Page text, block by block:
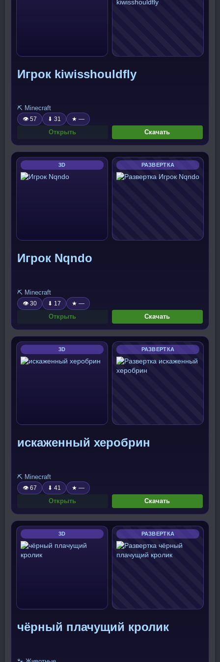
Игрок kiwisshouldfly
⛏️ Minecraft
👁 57 ⬇ 31 ★ —
Открыть Скачать
3D РАЗВЕРТКА
Игрок Nqndo
⛏️ Minecraft
👁 30 ⬇ 17 ★ —
Открыть Скачать
3D РАЗВЕРТКА
искаженный херобрин
⛏️ Minecraft
👁 67 ⬇ 41 ★ —
Открыть Скачать
3D РАЗВЕРТКА
чёрный плачущий кролик